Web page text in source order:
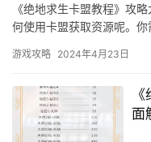
《绝地求生卡盟教程》攻
何使用卡盟获取资源呢。
游戏攻略 2024年4月23日
面